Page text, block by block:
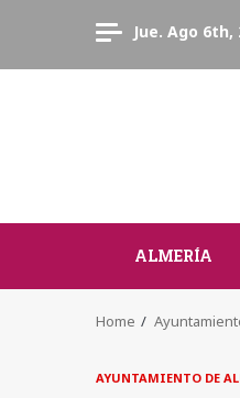
Jue. Ago 6th,
ALMERÍA
Home
AYUNTAMIENTO DE